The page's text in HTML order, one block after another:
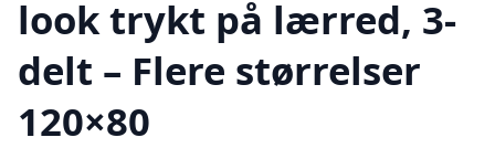
look trykt på lærred, 3-
delt – Flere størrelser
120×80